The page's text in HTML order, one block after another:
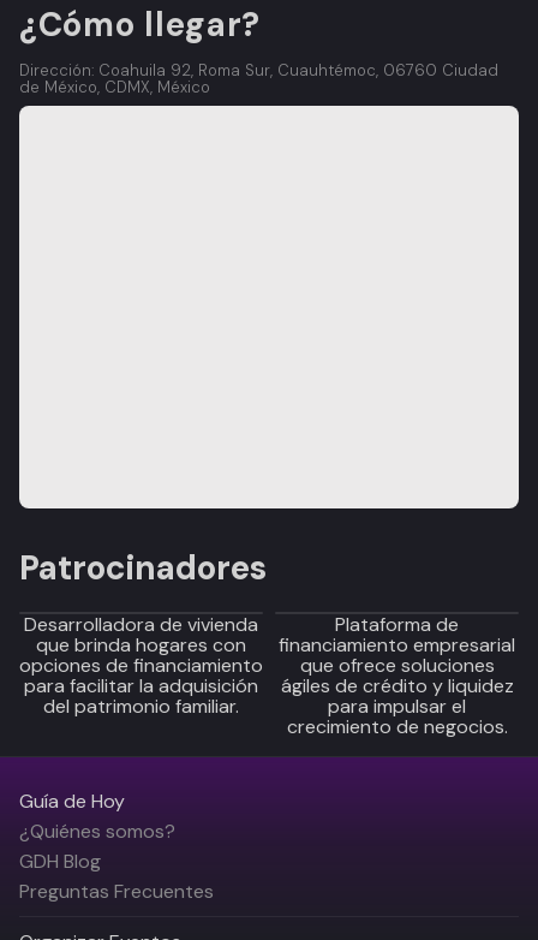
¿Cómo llegar?
Dirección: Coahuila 92, Roma Sur, Cuauhtémoc, 06760 Ciudad
de México, CDMX, México
Patrocinadores
Desarrolladora de vivienda
que brinda hogares con
opciones de financiamiento
para facilitar la adquisición
del patrimonio familiar.
Plataforma de
financiamiento empresarial
que ofrece soluciones
ágiles de crédito y liquidez
para impulsar el
crecimiento de negocios.
Guía de Hoy
¿Quiénes somos?
GDH Blog
Preguntas Frecuentes